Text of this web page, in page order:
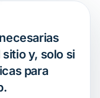
y, solo si
para